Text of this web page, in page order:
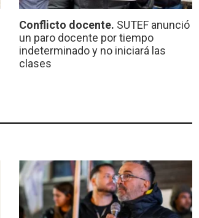
Conflicto docente. SUTEF anunció
un paro docente por tiempo
indeterminado y no iniciará las
clases